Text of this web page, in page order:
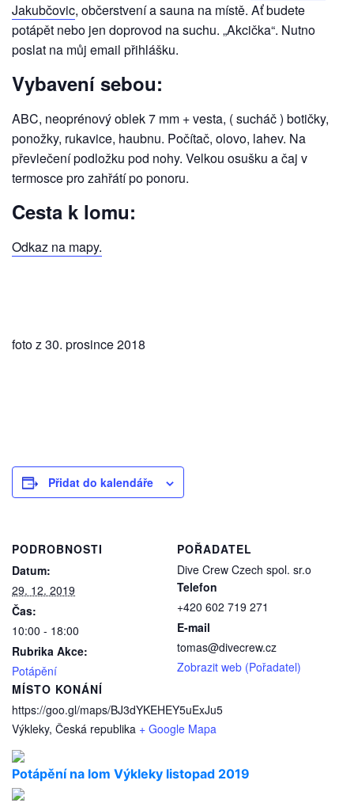
Jakubčovic, občerstvení a sauna na místě. Ať budete
potápět nebo jen doprovod na suchu. „Akcička“. Nutno
poslat na můj email přihlášku.
Vybavení sebou:
ABC, neoprénový oblek 7 mm + vesta, ( sucháč ) botičky,
ponožky, rukavice, haubnu. Počítač, olovo, lahev. Na
převlečení podložku pod nohy. Velkou osušku a čaj v
termosce pro zahřátí po ponoru.
Cesta k lomu:
Odkaz na mapy.
foto z 30. prosince 2018
Přidat do kalendáře
PODROBNOSTI
Datum:
29. 12. 2019
Čas:
10:00 - 18:00
Rubrika Akce:
Potápění
MÍSTO KONÁNÍ
https://goo.gl/maps/BJ3dYKEHEY5uExJu5
Výkleky, Česká republika + Google Mapa
POŘADATEL
Dive Crew Czech spol. sr.o
Telefon
+420 602 719 271
E-mail
tomas@divecrew.cz
Zobrazit web (Pořadatel)
Potápění na lom Výkleky listopad 2019